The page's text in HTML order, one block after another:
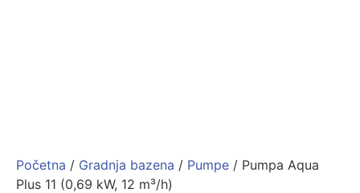
Početna / Gradnja bazena / Pumpe / Pumpa Aqua
Plus 11 (0,69 kW, 12 m³/h)